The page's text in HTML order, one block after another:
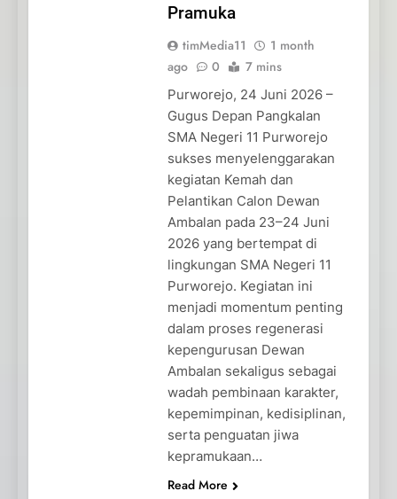
Pramuka
timMedia11
1 month
ago
0 7 mins
Purworejo, 24 Juni 2026 –
Gugus Depan Pangkalan
SMA Negeri 11 Purworejo
sukses menyelenggarakan
kegiatan Kemah dan
Pelantikan Calon Dewan
Ambalan pada 23–24 Juni
2026 yang bertempat di
lingkungan SMA Negeri 11
Purworejo. Kegiatan ini
menjadi momentum penting
dalam proses regenerasi
kepengurusan Dewan
Ambalan sekaligus sebagai
wadah pembinaan karakter,
kepemimpinan, kedisiplinan,
serta penguatan jiwa
kepramukaan…
Read More